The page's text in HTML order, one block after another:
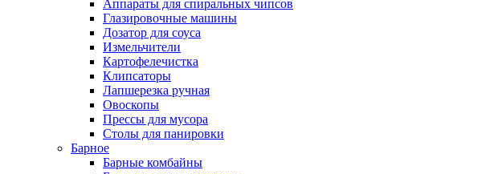
Аппараты для спиральных чипсов
Глазировочные машины
Дозатор для соуса
Измельчители
Картофелечистка
Клипсаторы
Лапшерезка ручная
Овоскопы
Прессы для мусора
Столы для панировки
Барное
Барные комбайны